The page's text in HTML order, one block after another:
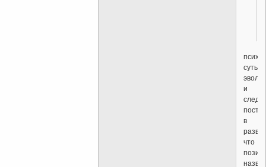
суть
и
в
что